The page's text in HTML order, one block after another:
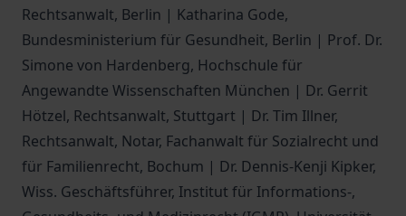
Rechtsanwalt, Berlin | Katharina Gode,
Bundesministerium für Gesundheit, Berlin | Prof. Dr.
Simone von Hardenberg, Hochschule für
Angewandte Wissenschaften München | Dr. Gerrit
Hötzel, Rechtsanwalt, Stuttgart | Dr. Tim Illner,
Rechtsanwalt, Notar, Fachanwalt für Sozialrecht und
für Familienrecht, Bochum | Dr. Dennis-Kenji Kipker,
Wiss. Geschäftsführer, Institut für Informations-,